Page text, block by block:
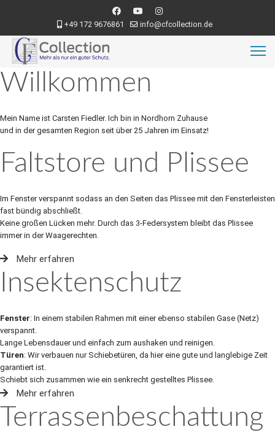
+49 172 9676861 info@cfcollection.de
Willkommen
Mein Name ist Carsten Fiedler. Ich bin in Nordhorn Zuhause
und in der gesamten Region seit über 25 Jahren im Einsatz!
Faltstore und Plissee
Im Fenster verspannt sodass an den Seiten das Plissee mit den Fensterleisten
fast bündig abschließt.
Keine großen Lücken mehr. Durch das 3-Federsystem bleibt das Plissee
immer in der Waagerechten.
Mehr erfahren
Insektenschutz
Fenster: In einem stabilen Rahmen mit einer ebenso stabilen Gase (Netz)
verspannt.
Lange Lebensdauer und einfach zum aushaken und reinigen.
Türen: Wir verbauen nur Schiebetüren, da hier eine gute und langlebige Zeit
garantiert ist.
Schiebt sich zusammen wie ein senkrecht gestelltes Plissee.
Mehr erfahren
Terrassenbeschattung